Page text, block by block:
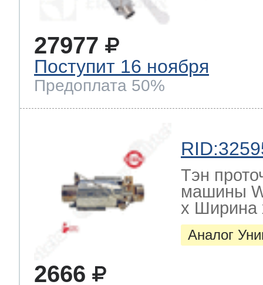
27977
Поступит 16 ноября
Предоплата 50%
Тэн
машины
х Ширина
Аналог
2666